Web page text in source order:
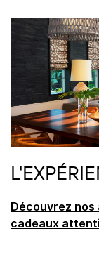
Découvrez
cadeaux